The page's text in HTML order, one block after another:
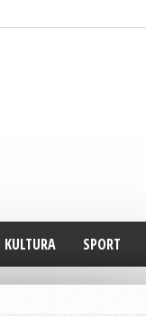
KULTURA SPORT